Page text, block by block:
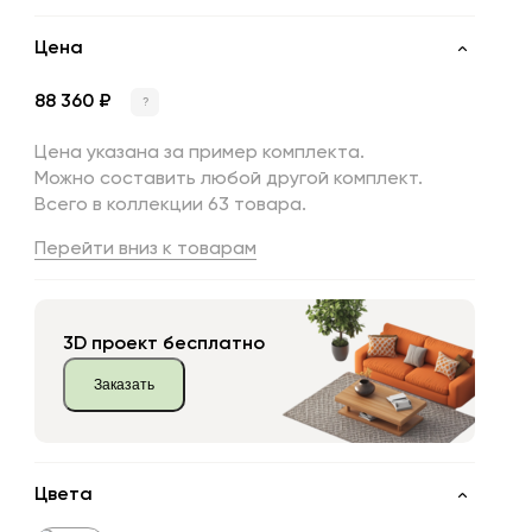
Цена
88 360 ₽ ?
Цена указана за пример комплекта.
Можно составить любой другой комплект.
Всего в коллекции 63 товара.
Перейти вниз к товарам
3D проект бесплатно
Заказать
Цвета